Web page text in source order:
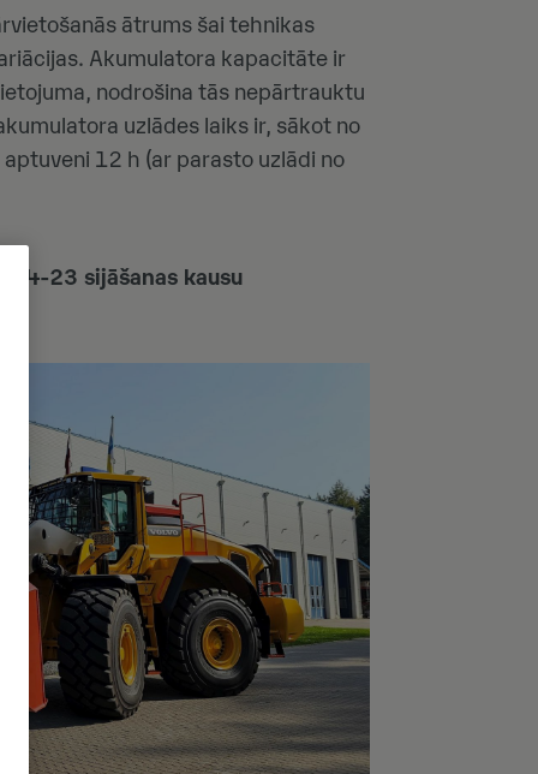
ātrums šai tehnikas
Akumulatora kapacitāte ir
nodrošina tās nepārtrauktu
uzlādes laiks ir, sākot no
12 h (ar parasto uzlādi no
4-23 sijāšanas kausu